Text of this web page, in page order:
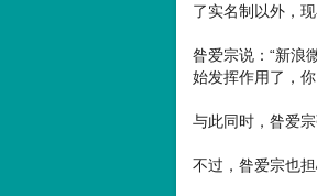
了实名制以外，
昝爱宗说：“新浪
始发挥作用了，
与此同时，昝爱
不过，昝爱宗也